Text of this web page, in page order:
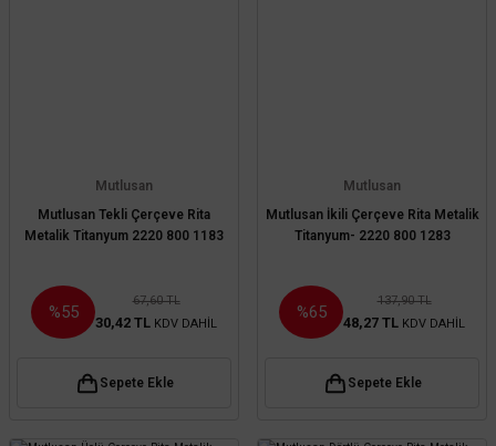
Mutlusan
Mutlusan Tekli Çerçeve Rita
Metalik Titanyum 2220 800 1183
%55
67,60 TL
30,42 TL KDV DAHİL
Sepete Ekle
Mutlusan
Mutlusan İkili Çerçeve Rita Metalik
Titanyum- 2220 800 1283
%65
137,90 TL
48,27 TL KDV DAHİL
Sepete Ekle